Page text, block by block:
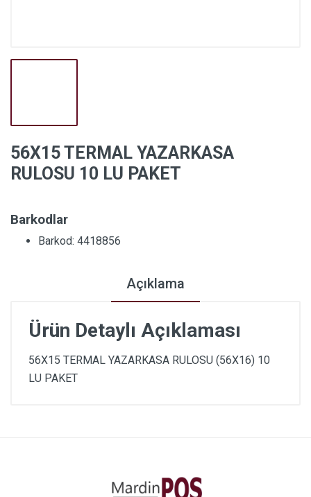
56X15 TERMAL YAZARKASA
RULOSU 10 LU PAKET
Barkodlar
Barkod: 4418856
Açıklama
Ürün Detaylı Açıklaması
56X15 TERMAL YAZARKASA RULOSU (56X16) 10
LU PAKET